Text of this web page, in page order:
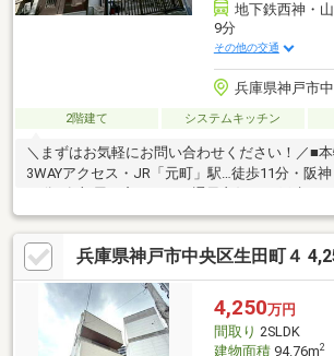
地下鉄西神・
9分
その他の交通
兵庫県神戸市
2階建て システムキッチン
＼まずはお気軽にお問い合わせください！／■
3WAYアクセス・JR「元町」駅…徒歩11分・阪
74.27㎡（約22.46坪）■建物面積：100.64㎡／
に、無駄なく暮らせます。内装・外装合わせて
談も承ります。■収益用としてお考えの方も是
＜その他周辺環境＞・市立こうべ小学校…徒歩5
中学校…徒歩11分・山手幼稚園…徒歩3分・なぎ
徒歩4分・コープ…徒歩4分・山本通公園…徒歩1分
兵庫県神戸市中央区生田町４
4,250万円
間取り 2SLDK
建物面積94.76m2